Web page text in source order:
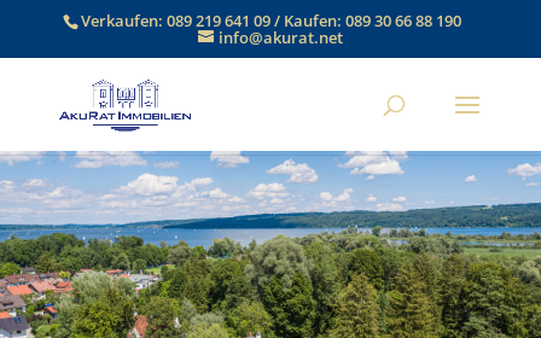
Verkaufen:089 219 641 09/ Kaufen:089 30 66 88 190
info@akurat.net